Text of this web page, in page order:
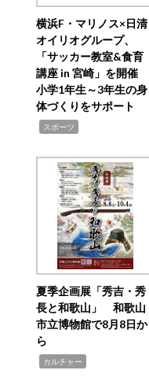
横浜F・マリノス×日清
オイリオグループ、
「サッカー教室&食育
講座 in 宮崎」を開催
小学1年生～3年生の身
体づくりをサポート
スポーツ
夏季企画展「秀吉・秀
長と和歌山」 和歌山
市立博物館で8月8日か
ら
カルチャー